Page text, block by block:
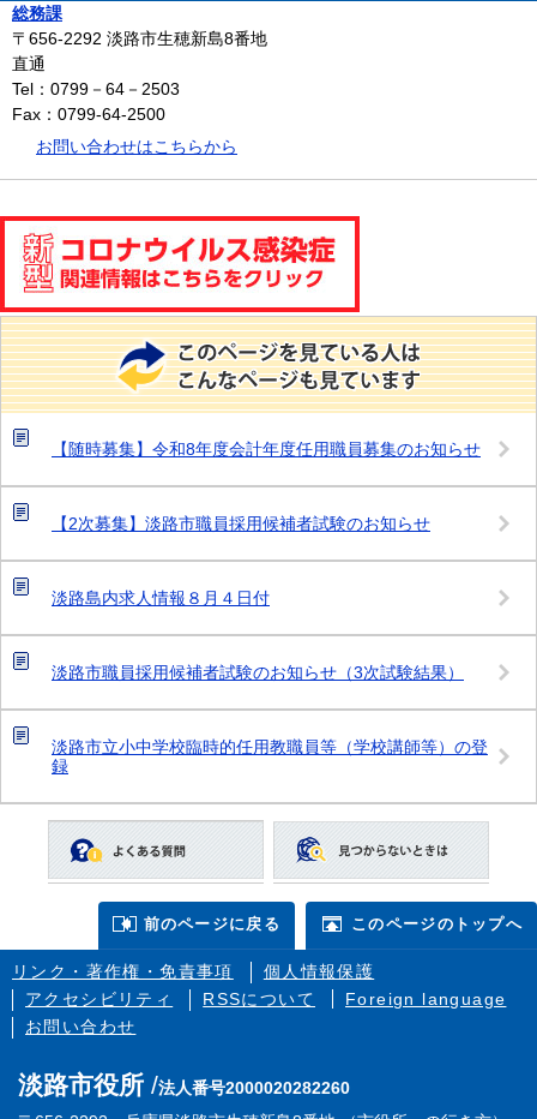
総務課
〒656-2292 淡路市生穂新島8番地
直通
Tel：0799－64－2503
Fax：0799-64-2500
お問い合わせはこちらから
【随時募集】令和8年度会計年度任用職員募集のお知らせ
【2次募集】淡路市職員採用候補者試験のお知らせ
淡路島内求人情報８月４日付
淡路市職員採用候補者試験のお知らせ（3次試験結果）
淡路市立小中学校臨時的任用教職員等（学校講師等）の登
録
前のページに戻る このページのトップへ
リンク・著作権・免責事項
個人情報保護
アクセシビリティ
RSSについて
Foreign language
お問い合わせ
淡路市役所
法人番号2000020282260